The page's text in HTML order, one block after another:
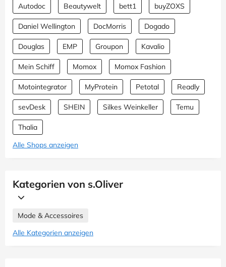
Autodoc Beautywelt bett1 buyZOXS
Daniel Wellington DocMorris Dogado
Douglas EMP Groupon Kavalio
Mein Schiff Momox Momox Fashion
Motointegrator MyProtein Petotal Readly
sevDesk SHEIN Silkes Weinkeller Temu
Thalia
Alle Shops anzeigen
Kategorien von s.Oliver
Mode & Accessoires
Alle Kategorien anzeigen